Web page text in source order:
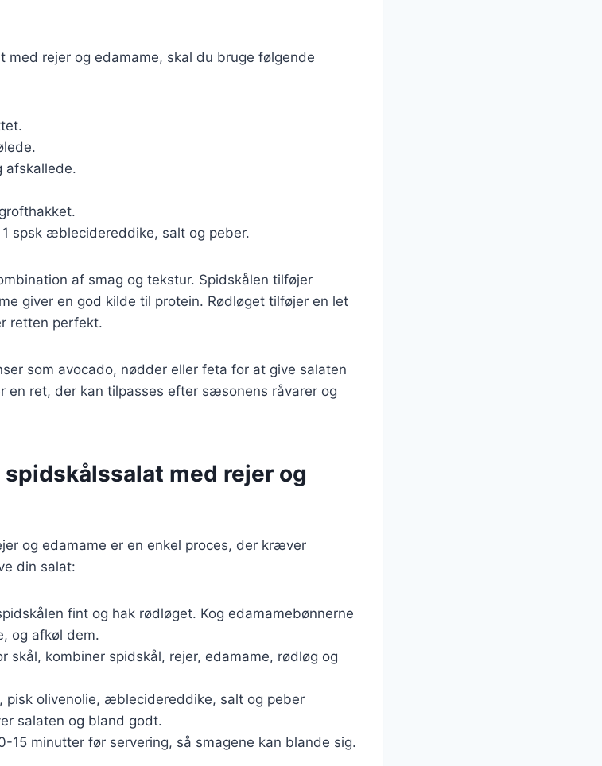
med rejer og edamame, skal du bruge følgende
afskallede.
spsk æblecidereddike, salt og peber.
af smag og tekstur. Spidskålen tilføjer
giver en god kilde til protein. Rødløget tilføjer en let
retten perfekt.
som avocado, nødder eller feta for at give salaten
en ret, der kan tilpasses efter sæsonens råvarer og
med rejer og
og edamame er en enkel proces, der kræver
din salat:
fint og hak rødløget. Kog edamamebønnerne
og afkøl dem.
skål, kombiner spidskål, rejer, edamame, rødløg og
pisk olivenolie, æblecidereddike, salt og peber
salaten og bland godt.
15 minutter før servering, så smagene kan blande sig.